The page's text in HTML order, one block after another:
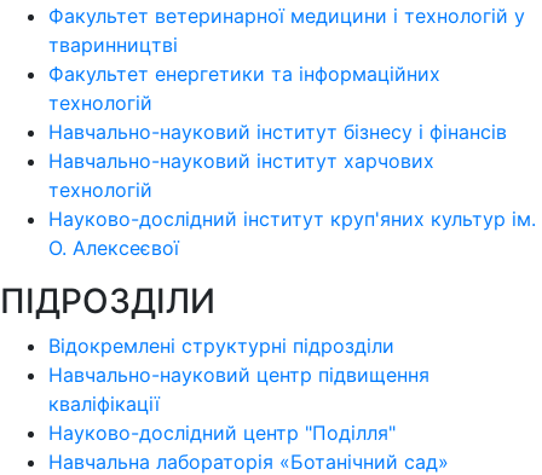
Факультет ветеринарної медицини і технологій у
тваринництві
Факультет енергетики та інформаційних
технологій
Навчально-науковий інститут бізнесу і фінансів
Навчально-науковий інститут харчових
технологій
Науково-дослідний інститут круп'яних культур ім.
О. Алексеєвої
ПІДРОЗДІЛИ
Відокремлені структурні підрозділи
Навчально-науковий центр підвищення
кваліфікації
Науково-дослідний центр "Поділля"
Навчальна лабораторія «Ботанічний сад»